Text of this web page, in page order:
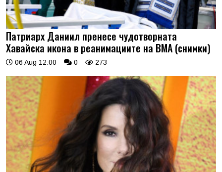
Патриарх Даниил пренесе чудотворната
Хавайска икона в реанимациите на ВМА (снимки)
06 Aug 12:00 0 273